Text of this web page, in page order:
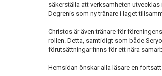
säkerställa att verksamheten
Degrenis som ny tränare i laget
Christos är även tränare för
rollen. Detta, samtidigt som både
förutsättningar finns för ett nära
Hemsidan önskar alla läsare en